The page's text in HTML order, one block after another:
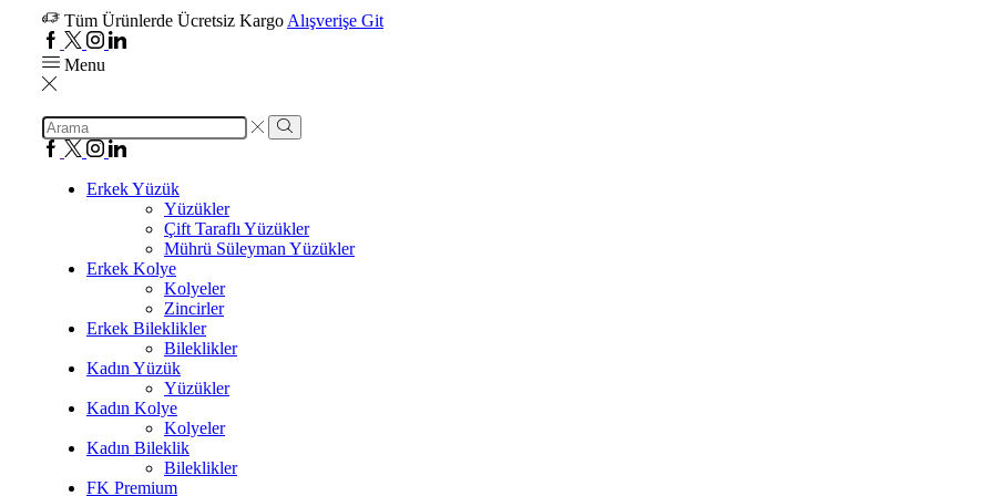
Tüm Ürünlerde Ücretsiz Kargo Alışverişe Git
Menu
Erkek Yüzük
Yüzükler
Çift Taraflı Yüzükler
Mührü Süleyman Yüzükler
Erkek Kolye
Kolyeler
Zincirler
Erkek Bileklikler
Bileklikler
Kadın Yüzük
Yüzükler
Kadın Kolye
Kolyeler
Kadın Bileklik
Bileklikler
FK Premium